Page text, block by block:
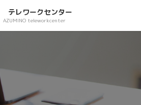
テレワークセンター
AZUMINO teleworkcenter